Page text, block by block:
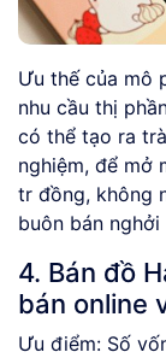
Ưu thế của mô
nhu cầu thị
có thể tạo ra
nghiệm, để mở
tr đồng, không
buôn bán
4. Bán đồ
bán online
Ưu điểm: Số